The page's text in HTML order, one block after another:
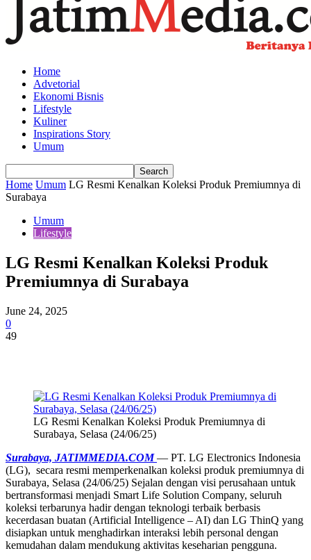
Home
Advetorial
Ekonomi Bisnis
Lifestyle
Kuliner
Inspirations Story
Umum
Home Umum LG Resmi Kenalkan Koleksi Produk Premiumnya di
Surabaya
Umum
Lifestyle
LG Resmi Kenalkan Koleksi Produk
Premiumnya di Surabaya
June 24, 2025
0
49
LG Resmi Kenalkan Koleksi Produk Premiumnya di
Surabaya, Selasa (24/06/25)
Surabaya, JATIMMEDIA.COM — PT. LG Electronics Indonesia
(LG), secara resmi memperkenalkan koleksi produk premiumnya di
Surabaya, Selasa (24/06/25) Sejalan dengan visi perusahaan untuk
bertransformasi menjadi Smart Life Solution Company, seluruh
koleksi terbarunya hadir dengan teknologi terbaik berbasis
kecerdasan buatan (Artificial Intelligence – AI) dan LG ThinQ yang
disiapkan untuk menghadirkan interaksi lebih personal dengan
kemudahan dalam mendukung aktivitas keseharian pengguna.